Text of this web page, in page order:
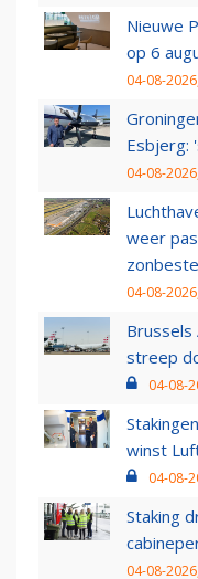
Nieuwe
op 6
04-08-
Esbjerg:
04-08-
weer
04-08-
Brussels
streep
04-08-
winst
04-08-
Staking
04-08-